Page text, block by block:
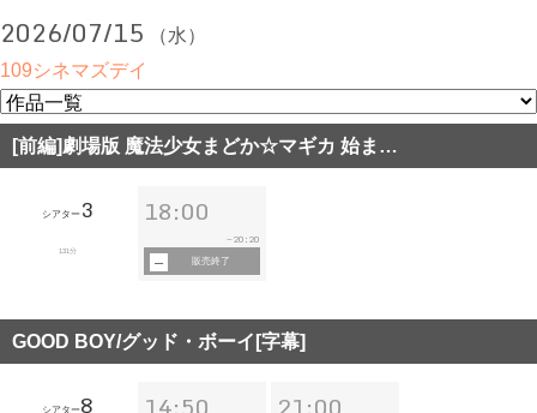
2026/07/15 （水）
109シネマズデイ
[前編]劇場版 魔法少女まどか☆マギカ 始ま…
シアター 3
131分
18:00
~ 20:20
販売終了
GOOD BOY/グッド・ボーイ[字幕]
シアター8